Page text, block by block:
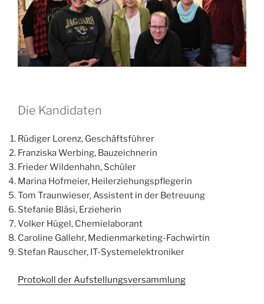
Die Kandidaten
Rüdiger Lorenz, Geschäftsführer
Franziska Werbing, Bauzeichnerin
Frieder Wildenhahn, Schüler
Marina Hofmeier, Heilerziehungspflegerin
Tom Traunwieser, Assistent in der Betreuung
Stefanie Bläsi, Erzieherin
Volker Hügel, Chemielaborant
Caroline Gallehr, Medienmarketing-Fachwirtin
Stefan Rauscher, IT-Systemelektroniker
Protokoll der Aufstellungsversammlung